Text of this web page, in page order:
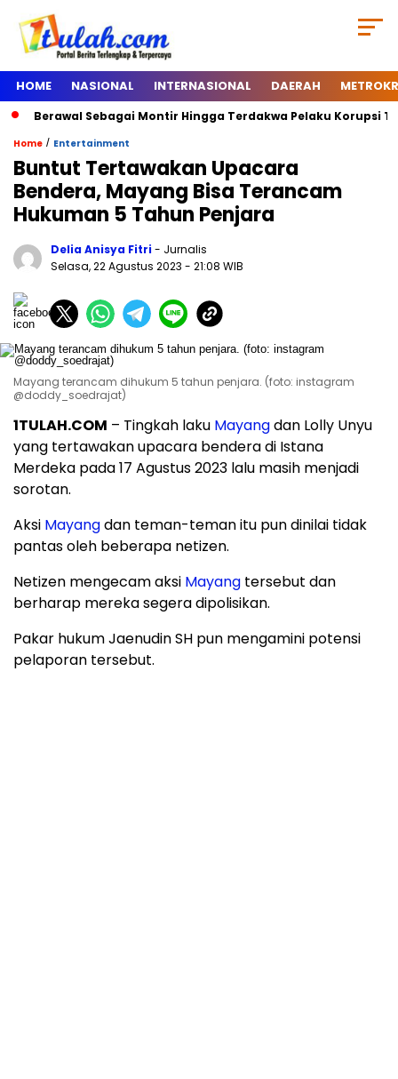
HOME NASIONAL INTERNASIONAL DAERAH
Berawal Sebagai Montir Hingga Terdakwa Pelaku Korupsi
Home / Entertainment
Buntut Tertawakan Upacara
Bendera, Mayang Bisa Terancam
Hukuman 5 Tahun Penjara
Delia Anisya Fitri- Jurnalis
Selasa, 22 Agustus 2023 - 21:08 WIB
Mayang terancam dihukum 5 tahun penjara. (foto: instagram
@doddy_soedrajat)
1TULAH.COM – Tingkah laku Mayangdan Lolly Unyu
yang tertawakan upacara bendera di Istana
Merdeka pada 17 Agustus 2023 lalu masih menjadi
sorotan.
Aksi Mayangdan teman-teman itu pun dinilai tidak
pantas oleh beberapa netizen.
Netizen mengecam aksi Mayang tersebut dan
berharap mereka segera dipolisikan.
Pakar hukum Jaenudin SH pun mengamini potensi
pelaporan tersebut.